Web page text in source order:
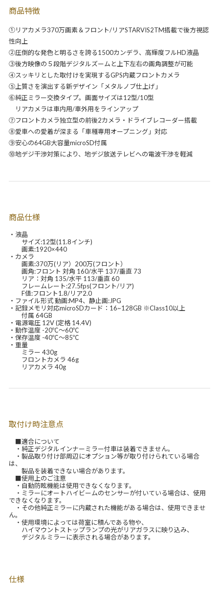
商品特徴
①リアカメラ370万画素＆フロント/リアSTARVIS2TM搭載で後方視認
性向上
②圧倒的な発色と明るさを誇る1500カンデラ、高輝度フルHD液晶
③後方映像の５段階デジタルズームと上下左右の画角調整が可能
④スッキリとした取付けを実現するGPS内蔵フロントカメラ
⑤上質さを演出する新デザイン「メタルノブ仕上げ」
⑥純正ミラー交換タイプ。画面サイズは12型/10型
リアカメラは車内用/車外用をラインアップ
⑦フロントカメラ独立型の前後2カメラ・ドライブレコーダー搭載
⑧愛車への愛着が深まる「車種専用オープニング」対応
⑨安心の64GB大容量microSD付属
⑩地デジ干渉対策により、地デジ放送テレビへの電波干渉を軽減
商品仕様
・液晶
サイズ:12型(11.8インチ)
画素:1920×440
・カメラ
画素:370万(リア）200万(フロント）
画角:フロント 対角 160/水平 137/垂直 73
リア：対角 135/水平 113/垂直 60
フレームレート:27.5fps(フロント/リア)
F値:フロント1.8/リア2.0
・ファイル形式 動画:MP4、静止画:JPG
・記録メモリ対応microSDカード：16~128GB ※Class10以上
付属 64GB
・電源電圧 12V (定格 14.4V)
・動作温度 -20℃～60℃
・保存温度 -40℃～85℃
・重量
ミラー 430g
フロントカメラ 46g
リアカメラ 40g
取付け時注意点
■適合について
・純正デジタルインナーミラー付車は装着できません。
・製品取り付け部周辺にオプション等が取り付けられている場合
は、
製品を装着できない場合があります。
■使用上のご注意
・自動防眩機能は使用できなくなります。
・ミラーにオートハイビームのセンサーが付いている場合は、使用
できなくなります。
・その他純正ミラーに内蔵された機能がある場合は、使用できませ
ん。
・使用環境によっては荷室に積んである物や、
ハイマウントストップランプの光がリアガラスに映り込み、
デジタルミラーに表示される場合があります。
仕様